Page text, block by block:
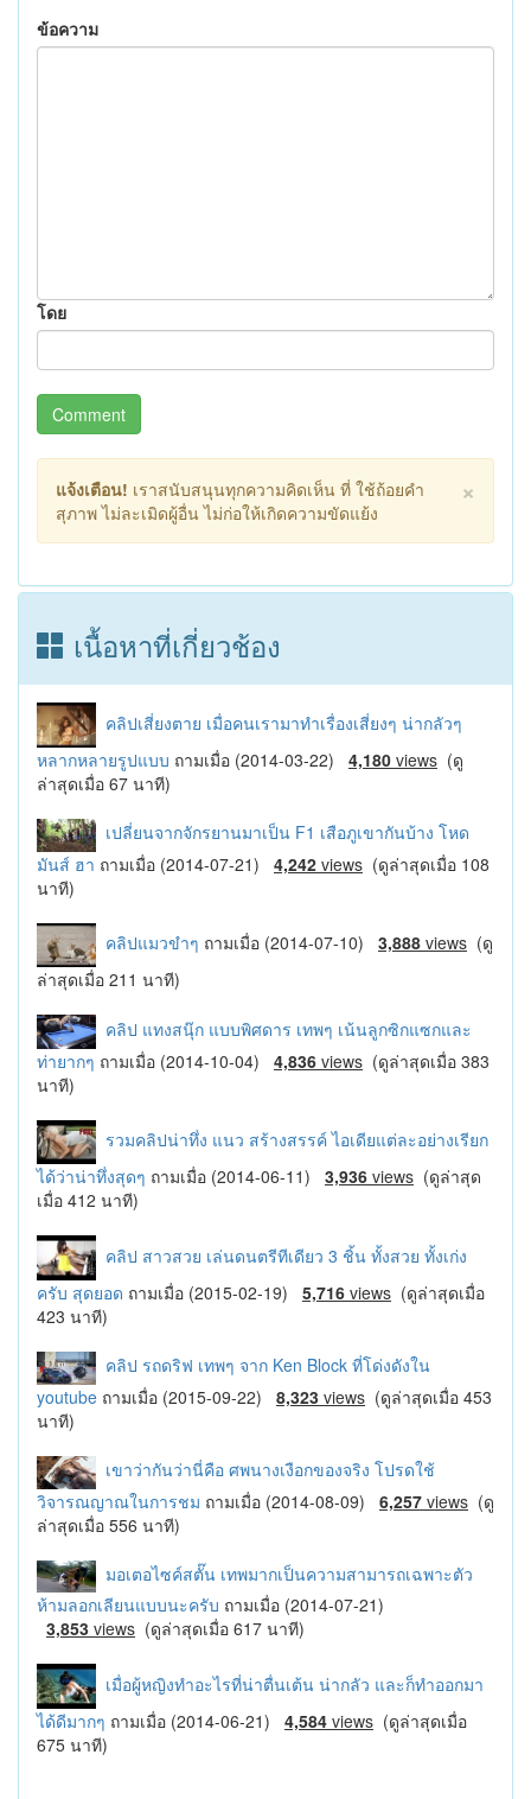
ข้อความ
โดย
Comment
×
แจ้งเตือน! เราสนับสนุนทุกความคิดเห็น ที่ ใช้ถ้อยคำ
สุภาพ ไม่ละเมิดผู้อื่น ไม่ก่อให้เกิดความขัดแย้ง
เนื้อหาที่เกี่ยวช้อง
คลิปเสี่ยงตาย เมื่อคนเรามาทำเรื่องเสี่ยงๆ น่ากลัวๆ
หลากหลายรูปแบบ ถามเมื่อ (2014-03-22) 4,180 views (ดู
ล่าสุดเมื่อ 67 นาที)
เปลี่ยนจากจักรยานมาเป็น F1 เสือภูเขากันบ้าง โหด
มันส์ ฮา ถามเมื่อ (2014-07-21) 4,242 views (ดูล่าสุดเมื่อ 108
นาที)
คลิปแมวขำๆ ถามเมื่อ (2014-07-10) 3,888 views (ดู
ล่าสุดเมื่อ 211 นาที)
คลิป แทงสนุ๊ก แบบพิศดาร เทพๆ เน้นลูกซิกแซกและ
ท่ายากๆ ถามเมื่อ (2014-10-04) 4,836 views (ดูล่าสุดเมื่อ 383
นาที)
รวมคลิปน่าทึ่ง แนว สร้างสรรค์ ไอเดียแต่ละอย่างเรียก
ได้ว่าน่าทึ่งสุดๆ ถามเมื่อ (2014-06-11) 3,936 views (ดูล่าสุด
เมื่อ 412 นาที)
คลิป สาวสวย เล่นดนตรีทีเดียว 3 ชิ้น ทั้งสวย ทั้งเก่ง
ครับ สุดยอด ถามเมื่อ (2015-02-19) 5,716 views (ดูล่าสุดเมื่อ
423 นาที)
คลิป รถดริฟ เทพๆ จาก Ken Block ที่โด่งดังใน
youtube ถามเมื่อ (2015-09-22) 8,323 views (ดูล่าสุดเมื่อ 453
นาที)
เขาว่ากันว่านี่คือ ศพนางเงือกของจริง โปรดใช้
วิจารณญาณในการชม ถามเมื่อ (2014-08-09) 6,257 views (ดู
ล่าสุดเมื่อ 556 นาที)
มอเตอไซค์สตั๊น เทพมากเป็นความสามารถเฉพาะตัว
ห้ามลอกเลียนแบบนะครับ ถามเมื่อ (2014-07-21)
3,853 views (ดูล่าสุดเมื่อ 617 นาที)
เมื่อผู้หญิงทำอะไรที่น่าตื่นเต้น น่ากลัว และก็ทำออกมา
ได้ดีมากๆ ถามเมื่อ (2014-06-21) 4,584 views (ดูล่าสุดเมื่อ
675 นาที)